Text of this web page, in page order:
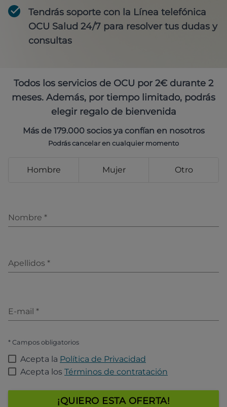
Tendrás soporte con la Línea telefónica
OCU Salud 24/7 para resolver tus dudas y
consultas
Todos los servicios de OCU por 2€ durante 2
meses. Además, por tiempo limitado, podrás
elegir regalo de bienvenida
Más de 179.000 socios ya confían en nosotros
Podrás cancelar en cualquier momento
Hombre Mujer Otro
Nombre *
Apellidos *
E-mail *
* Campos obligatorios
Acepta la Política de Privacidad
Acepta los Términos de contratación
¡QUIERO ESTA OFERTA!